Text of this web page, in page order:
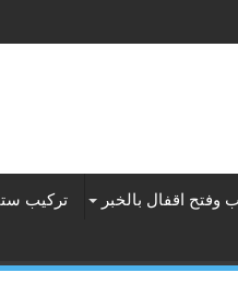
وفتح اقفال بالخبر تركيب